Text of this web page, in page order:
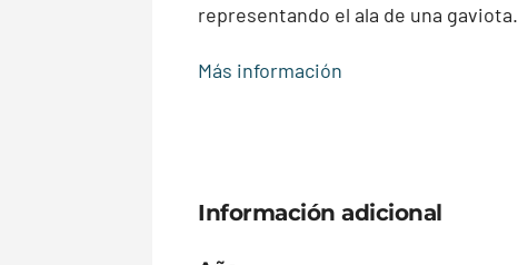
representando el ala de una gaviota.
Más información
Información adicional